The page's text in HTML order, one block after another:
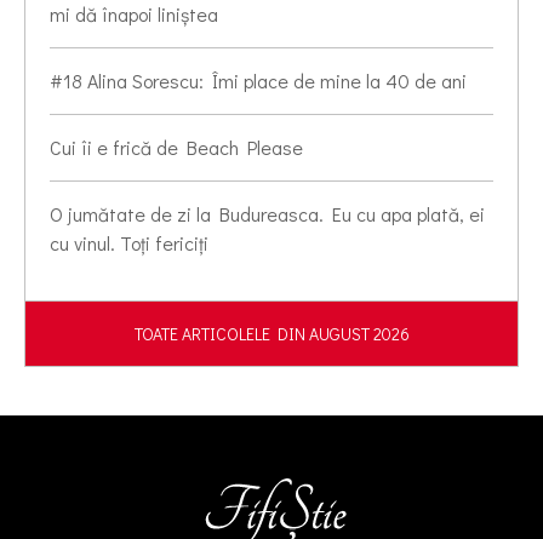
mi dă înapoi liniștea
#18 Alina Sorescu: Îmi place de mine la 40 de ani
Cui îi e frică de Beach Please
O jumătate de zi la Budureasca. Eu cu apa plată, ei
cu vinul. Toți fericiți
TOATE ARTICOLELE DIN AUGUST 2026